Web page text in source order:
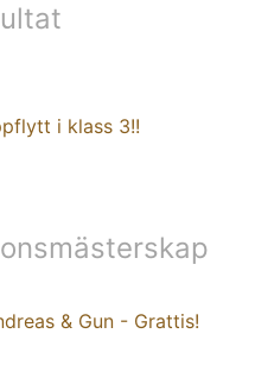
i klass 3!!
& Gun - Grattis!